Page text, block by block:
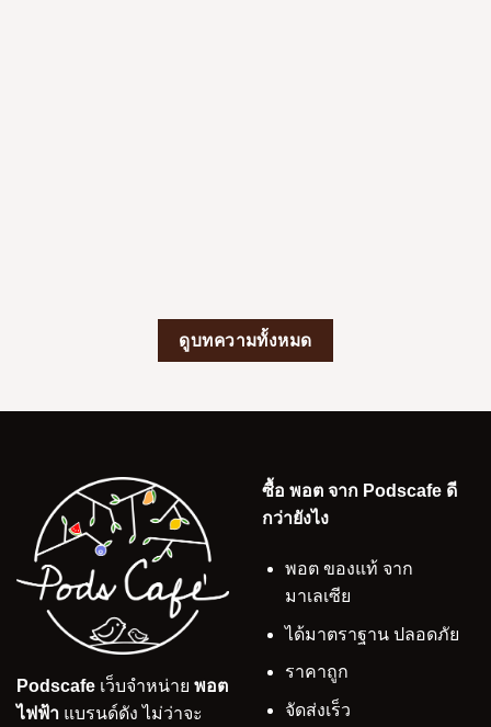
ดูบทความทั้งหมด
Podscafe เว็บจำหน่าย พอต
ไฟฟ้า แบรนด์ดัง ไม่ว่าจะ
ซื้อ พอต จาก Podscafe ดี
กว่ายังไง
พอต ของแท้ จาก
มาเลเซีย
ได้มาตราฐาน ปลอดภัย
ราคาถูก
จัดส่งเร็ว